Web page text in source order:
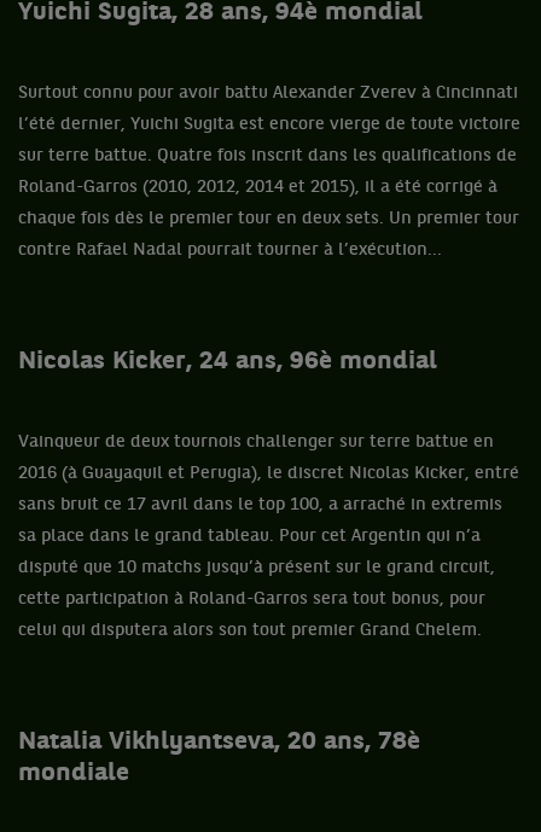
Yuichi Sugita, 28 ans, 94è mondial
Surtout connu pour avoir battu Alexander Zverev à Cincinnati
l’été dernier, Yuichi Sugita est encore vierge de toute victoire
sur terre battue. Quatre fois inscrit dans les qualifications de
Roland-Garros (2010, 2012, 2014 et 2015), il a été corrigé à
chaque fois dès le premier tour en deux sets. Un premier tour
contre Rafael Nadal pourrait tourner à l’exécution...
Nicolas Kicker, 24 ans, 96è mondial
Vainqueur de deux tournois challenger sur terre battue en
2016 (à Guayaquil et Perugia), le discret Nicolas Kicker, entré
sans bruit ce 17 avril dans le top 100, a arraché in extremis
sa place dans le grand tableau. Pour cet Argentin qui n’a
disputé que 10 matchs jusqu’à présent sur le grand circuit,
cette participation à Roland-Garros sera tout bonus, pour
celui qui disputera alors son tout premier Grand Chelem.
Natalia Vikhlyantseva, 20 ans, 78è
mondiale